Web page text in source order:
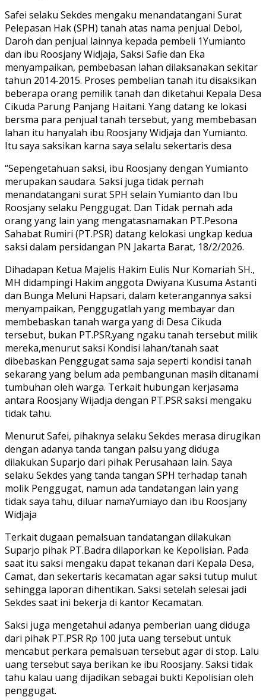
Safei selaku Sekdes mengaku menandatangani Surat
Pelepasan Hak (SPH) tanah atas nama penjual Debol,
Daroh dan penjual lainnya kepada pembeli 1Yumianto
dan ibu Roosjany Widjaja, Saksi Safie dan Eka
menyampaikan, pembebasan lahan dilaksanakan sekitar
tahun 2014-2015. Proses pembelian tanah itu disaksikan
beberapa orang pemilik tanah dan diketahui Kepala Desa
Cikuda Parung Panjang Haitani. Yang datang ke lokasi
bersma para penjual tanah tersebut, yang membebasan
lahan itu hanyalah ibu Roosjany Widjaja dan Yumianto.
Itu saya saksikan karna saya selalu sekertaris desa
“Sepengetahuan saksi, ibu Roosjany dengan Yumianto
merupakan saudara. Saksi juga tidak pernah
menandatangani surat SPH selain Yumianto dan Ibu
Roosjany selaku Penggugat. Dan Tidak pernah ada
orang yang lain yang mengatasnamakan PT.Pesona
Sahabat Rumiri (PT.PSR) datang kelokasi ungkap kedua
saksi dalam persidangan PN Jakarta Barat, 18/2/2026.
Dihadapan Ketua Majelis Hakim Eulis Nur Komariah SH.,
MH didampingi Hakim anggota Dwiyana Kusuma Astanti
dan Bunga Meluni Hapsari, dalam keterangannya saksi
menyampaikan, Penggugatlah yang membayar dan
membebaskan tanah warga yang di Desa Cikuda
tersebut, bukan PT.PSR.yang ngaku tanah tersebut milik
mereka,menurut saksi Kondisi lahan/tanah saat
dibebaskan Penggugat sama saja seperti kondisi tanah
sekarang yang belum ada pembangunan masih ditanami
tumbuhan oleh warga. Terkait hubungan kerjasama
antara Roosjany Wijadja dengan PT.PSR saksi mengaku
tidak tahu.
Menurut Safei, pihaknya selaku Sekdes merasa dirugikan
dengan adanya tanda tangan palsu yang diduga
dilakukan Suparjo dari pihak Perusahaan lain. Saya
selaku Sekdes yang tanda tangan SPH terhadap tanah
molik Penggugat, namun ada tandatangan lain yang
tidak saya tahu, diluar namaYumiayo dan ibu Roosjany
Widjaja
Terkait dugaan pemalsuan tandatangan dilakukan
Suparjo pihak PT.Badra dilaporkan ke Kepolisian. Pada
saat itu saksi mengaku dapat tekanan dari Kepala Desa,
Camat, dan sekertaris kecamatan agar saksi tutup mulut
sehingga laporan dihentikan. Saksi setelah selesai jadi
Sekdes saat ini bekerja di kantor Kecamatan.
Saksi juga mengetahui adanya pemberian uang diduga
dari pihak PT.PSR Rp 100 juta uang tersebut untuk
mencabut perkara pemalsuan tersebut agar di stop. Lalu
uang tersebut saya berikan ke ibu Roosjany. Saksi tidak
tahu kalau uang dijadikan sebagai bukti Kepolisian oleh
penggugat.